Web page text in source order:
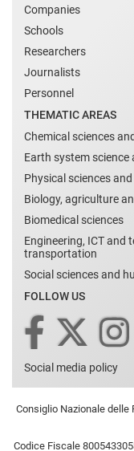
Companies
Schools
Researchers
Journalists
Personnel
THEMATIC AREAS
Chemical sciences
Earth system
Physical sciences
Biology, agriculture
Biomedical sciences
Engineering, ICT and
transportation
Social sciences and
FOLLOW US
Social media policy
Consiglio Nazionale delle
Codice Fiscale